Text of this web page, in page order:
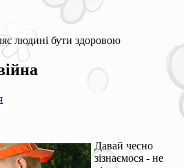
людині бути здоровою
Давай чесно
зізнаємося - не